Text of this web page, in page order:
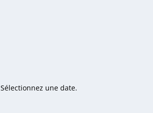
Sélectionnez une date.